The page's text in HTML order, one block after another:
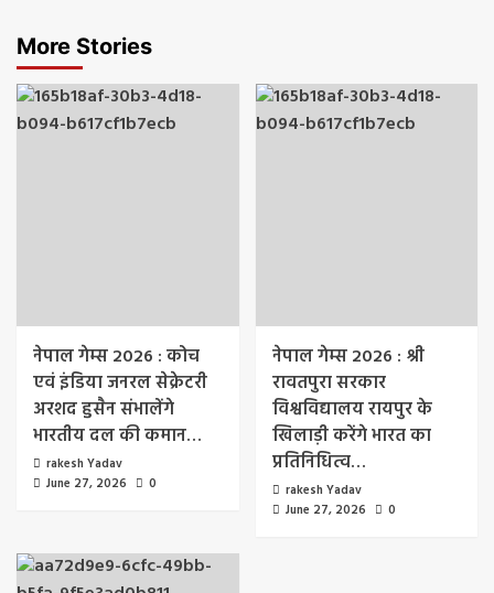
More Stories
नेपाल गेम्स 2026 : कोच
एवं इंडिया जनरल सेक्रेटरी
अरशद हुसैन संभालेंगे
भारतीय दल की कमान…
rakesh Yadav
June 27, 2026
0
नेपाल गेम्स 2026 : श्री
रावतपुरा सरकार
विश्वविद्यालय रायपुर के
खिलाड़ी करेंगे भारत का
प्रतिनिधित्व…
rakesh Yadav
June 27, 2026
0